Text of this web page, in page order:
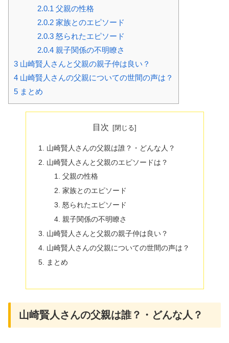
2.0.1 父親の性格
2.0.2家族とのエピソード
2.0.3怒られたエピソード
2.0.4親子関係の不明瞭さ
3 山崎賢人さんと父親の親子仲は良い？
4 山崎賢人さんの父親についての世間の声は？
5 まとめ
目次
山崎賢人さんの父親は誰？・どんな人？
山崎賢人さんと父親のエピソードは？
父親の性格
家族とのエピソード
怒られたエピソード
親子関係の不明瞭さ
山崎賢人さんと父親の親子仲は良い？
山崎賢人さんの父親についての世間の声は？
まとめ
山崎賢人さんの父親は誰？・どんな人？